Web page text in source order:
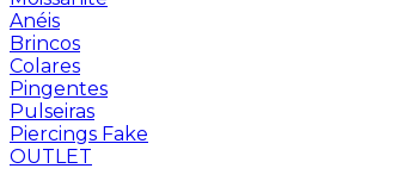
Anéis
Brincos
Colares
Pingentes
Pulseiras
Piercings Fake
OUTLET